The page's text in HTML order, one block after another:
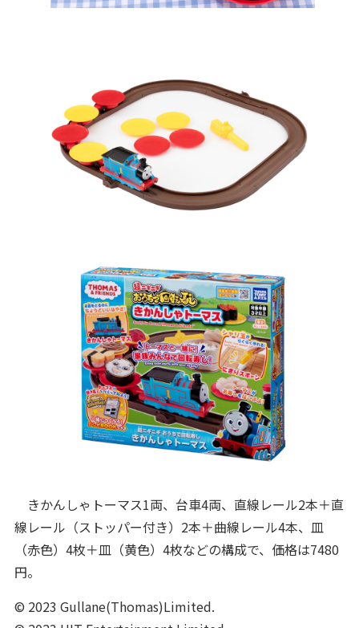
きかんしゃトーマス1両、台車4両、直線レール2本＋直
線レール（ストッパー付き）2本＋曲線レール4本、皿
（赤色）4枚＋皿（黄色）4枚などの構成で、価格は7480
円。
© 2023 Gullane(Thomas)Limited.